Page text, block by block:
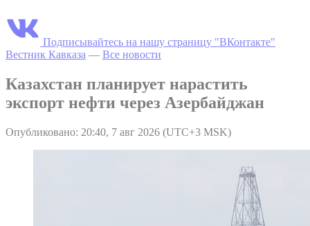
Подписывайтесь на нашу страницу "ВКонтакте"
Вестник Кавказа — Все новости
Казахстан планирует нарастить
экспорт нефти через Азербайджан
Опубликовано: 20:40, 7 авг 2026 (UTC+3 MSK)